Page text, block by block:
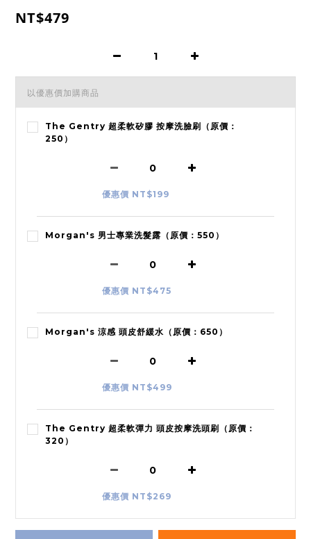
NT$479
以優惠價加購商品
The Gentry 超柔軟矽膠 按摩洗臉刷（原價：
250）
優惠價 NT$199
Morgan's 男士專業洗髮露（原價：550）
優惠價 NT$475
Morgan's 涼感 頭皮舒緩水（原價：650）
優惠價 NT$499
The Gentry 超柔軟彈力 頭皮按摩洗頭刷（原價：
320）
優惠價 NT$269